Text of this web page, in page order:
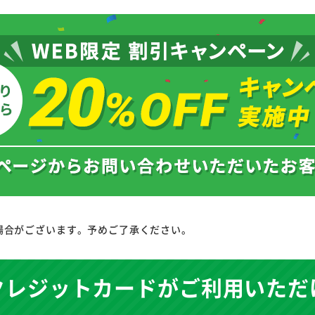
がございます。予めご了承ください。
ジットカードがご利用いた